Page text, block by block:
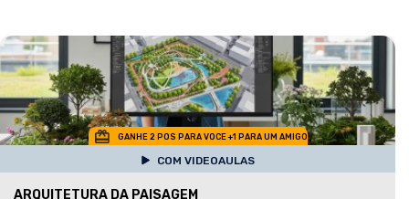
GANHE 2 POS PARA VOCE +1 PARA UM AMIGO
COM VIDEOAULAS
ARQUITETURA DA PAISAGEM